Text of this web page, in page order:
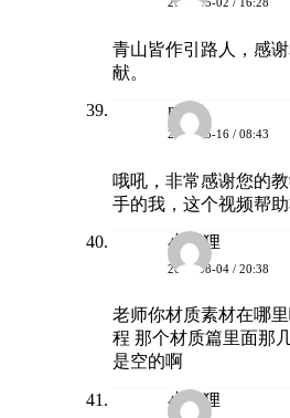
青山皆作引路人，感
献。
mkk
2026-05-16 / 08:43
哦吼，非常感谢您的
手的我，这个视频帮助
小狐狸
2026-08-04 / 20:38
老师你材质素材在哪
程 那个材质篇里面那
是空的啊
小狐狸